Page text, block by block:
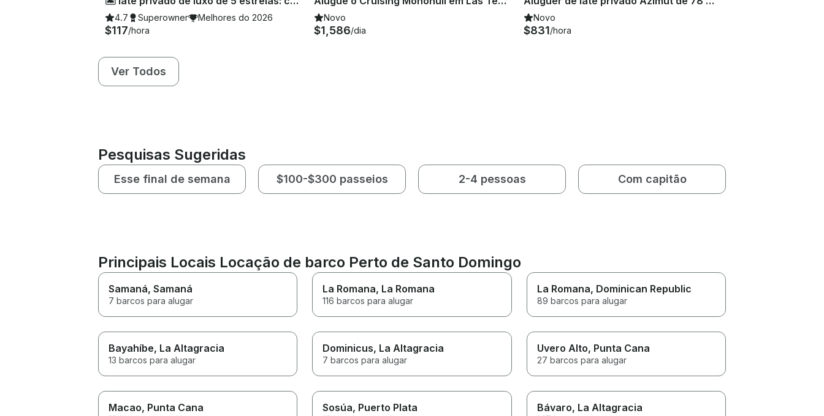
4.7 Superowner Melhores do 2026
$117/hora
Novo
$1,586/dia
Novo
$831/hora
Ver Todos
Pesquisas Sugeridas
Esse final de semana $100-$300 passeios 2-4 pessoas Com capitão
Principais Locais Locação de barco Perto de Santo Domingo
Samaná, Samaná
7 barcos para alugar
La Romana, La Romana
116 barcos para alugar
La Romana, Dominican Republic
89 barcos para alugar
Bayahíbe, La Altagracia
13 barcos para alugar
Dominicus, La Altagracia
7 barcos para alugar
Uvero Alto, Punta Cana
27 barcos para alugar
Macao, Punta Cana Sosúa, Puerto Plata Bávaro, La Altagracia